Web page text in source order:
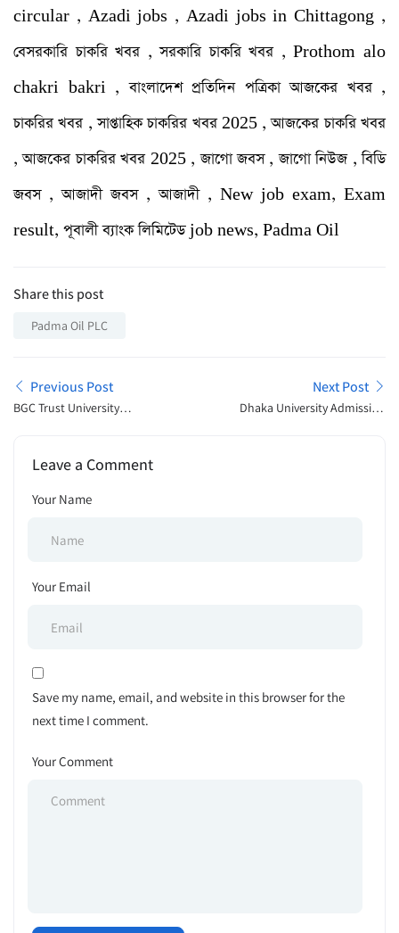
circular , Azadi jobs , Azadi jobs in Chittagong ,
বেসরকারি চাকরি খবর , সরকারি চাকরি খবর , Prothom alo
chakri bakri , বাংলাদেশ প্রতিদিন পত্রিকা আজকের খবর ,
চাকরির খবর , সাপ্তাহিক চাকরির খবর 2025 , আজকের চাকরি খবর
, আজকের চাকরির খবর 2025 , জাগো জবস , জাগো নিউজ , বিডি
জবস , আজাদী জবস , আজাদী , New job exam, Exam
result, পূবালী ব্যাংক লিমিটেড job news, Padma Oil
Share this post
Padma Oil PLC
Previous Post
BGC Trust University
Next Post
Dhaka University Admission
Leave a Comment
Your Name
Your Email
Save my name, email, and website in this browser for the
next time I comment.
Your Comment